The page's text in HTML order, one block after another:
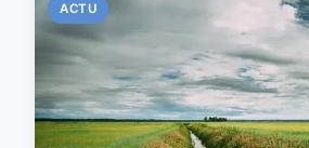
ACTU